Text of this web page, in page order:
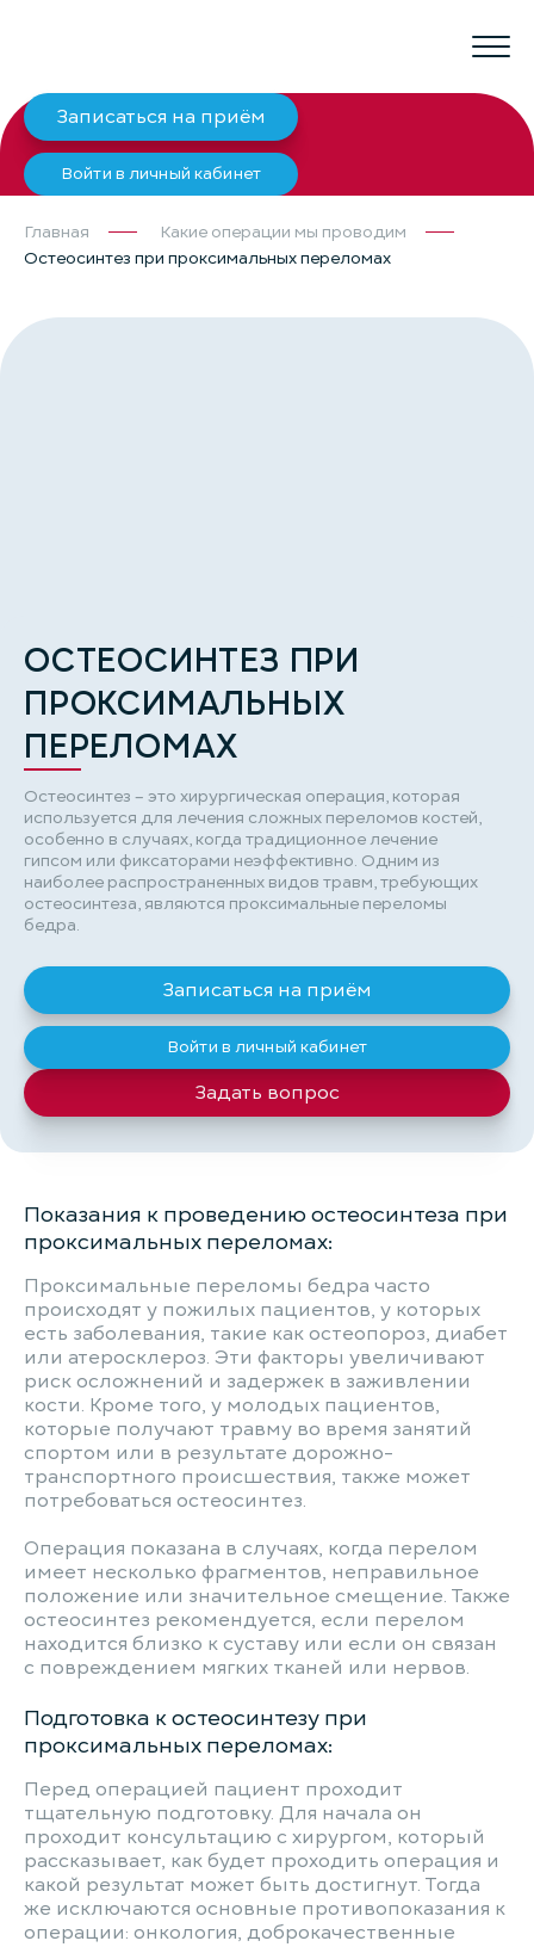
Записаться на приём
Войти в личный кабинет
Главная
Какие операции мы проводим
Остеосинтез при проксимальных переломах
ОСТЕОСИНТЕЗ ПРИ
ПРОКСИМАЛЬНЫХ
ПЕРЕЛОМАХ
Остеосинтез – это хирургическая операция, которая
используется для лечения сложных переломов костей,
особенно в случаях, когда традиционное лечение
гипсом или фиксаторами неэффективно. Одним из
наиболее распространенных видов травм, требующих
остеосинтеза, являются проксимальные переломы
бедра.
Записаться на приём
Войти в личный кабинет
Задать вопрос
Показания к проведению остеосинтеза при
проксимальных переломах:
Проксимальные переломы бедра часто
происходят у пожилых пациентов, у которых
есть заболевания, такие как остеопороз, диабет
или атеросклероз. Эти факторы увеличивают
риск осложнений и задержек в заживлении
кости. Кроме того, у молодых пациентов,
которые получают травму во время занятий
спортом или в результате дорожно-
транспортного происшествия, также может
потребоваться остеосинтез.
Операция показана в случаях, когда перелом
имеет несколько фрагментов, неправильное
положение или значительное смещение. Также
остеосинтез рекомендуется, если перелом
находится близко к суставу или если он связан
с повреждением мягких тканей или нервов.
Подготовка к остеосинтезу при
проксимальных переломах:
Перед операцией пациент проходит
тщательную подготовку. Для начала он
проходит консультацию с хирургом, который
рассказывает, как будет проходить операция и
какой результат может быть достигнут. Тогда
же исключаются основные противопоказания к
операции: онкология, доброкачественные